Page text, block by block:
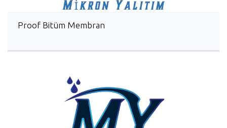
Proof Bitüm Membran